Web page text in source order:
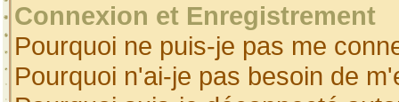
Connexion et Enregistrement
Pourquoi ne puis-je pas me
Pourquoi n'ai-je pas besoin de